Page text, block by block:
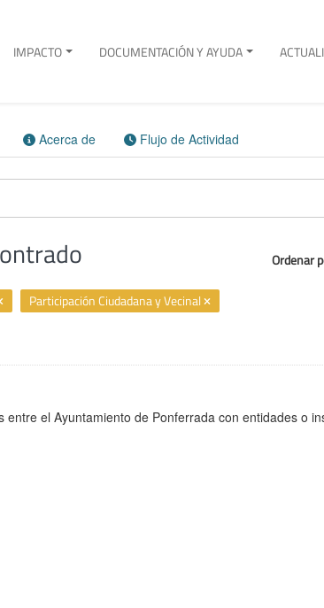
IMPACTO DOCUMENTACIÓN Y AYUDA
Acerca de Flujo de Actividad
Ordenar
Participación Ciudadana y Vecinal
el Ayuntamiento de Ponferrada con entidades o